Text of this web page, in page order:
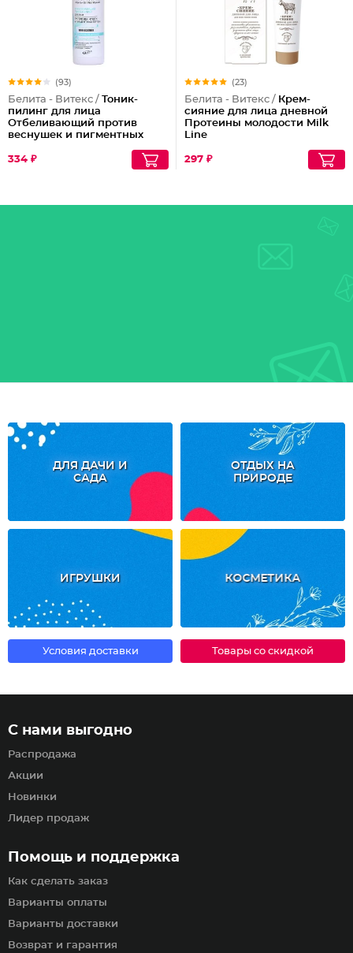
(93)
Белита - Витекс / Тоник-
пилинг для лица
Отбеливающий против
веснушек и пигментных
334 ₽
(23)
Белита - Витекс / Крем-
сияние для лица дневной
Протеины молодости Milk
Line
297 ₽
ДЛЯ ДАЧИ И
САДА
ОТДЫХ НА
ПРИРОДЕ
ИГРУШКИ КОСМЕТИКА
Условия доставки Товары со скидкой
Помощь и поддержка
Как сделать заказ
Варианты оплаты
Варианты доставки
Возврат и гарантия
С нами выгодно
Распродажа
Акции
Новинки
Лидер продаж